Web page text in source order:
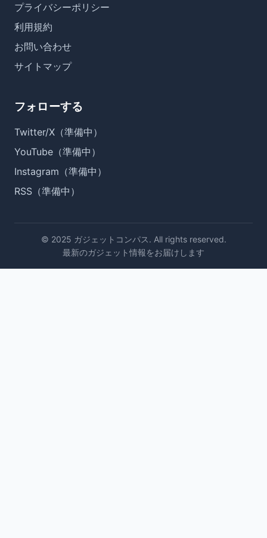
プライバシーポリシー
利用規約
お問い合わせ
サイトマップ
フォローする
Twitter/X（準備中）
YouTube（準備中）
Instagram（準備中）
RSS（準備中）
© 2025 ガジェットコンパス. All rights reserved.
最新のガジェット情報をお届けします